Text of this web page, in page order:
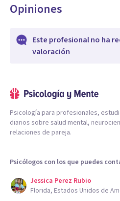
Opiniones
Este profesional no ha
valoración
Psicología para profesionales,
diarios sobre salud mental,
relaciones de pareja.
Psicólogos con los que puedes
Jessica Perez Rubio
Florida, Estados Unidos de